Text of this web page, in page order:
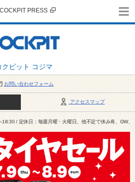
クピット コジマ
COCKPIT PRESS
お問い合わせフォーム
アクセスマップ
18:30 / 定休日：毎週月曜・火曜日、他不定で休み有、GW、